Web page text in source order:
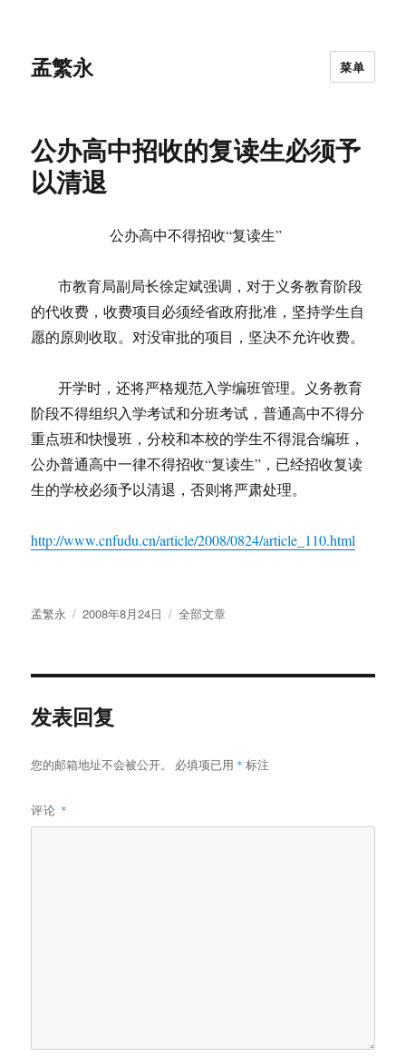
孟繁永 菜单
公办高中招收的复读生必须予
以清退
公办高中不得招收“复读生”
市教育局副局长徐定斌强调，对于义务教育阶段
的代收费，收费项目必须经省政府批准，坚持学生自
愿的原则收取。对没审批的项目，坚决不允许收费。
开学时，还将严格规范入学编班管理。义务教育
阶段不得组织入学考试和分班考试，普通高中不得分
重点班和快慢班，分校和本校的学生不得混合编班，
公办普通高中一律不得招收“复读生”，已经招收复读
生的学校必须予以清退，否则将严肃处理。
http://www.cnfudu.cn/article/2008/0824/article_110.html
作
孟繁永
发
2008年8月24日
分
全部文章
发表回复
您的邮箱地址不会被公开。 必填项已用 * 标注
评论 *